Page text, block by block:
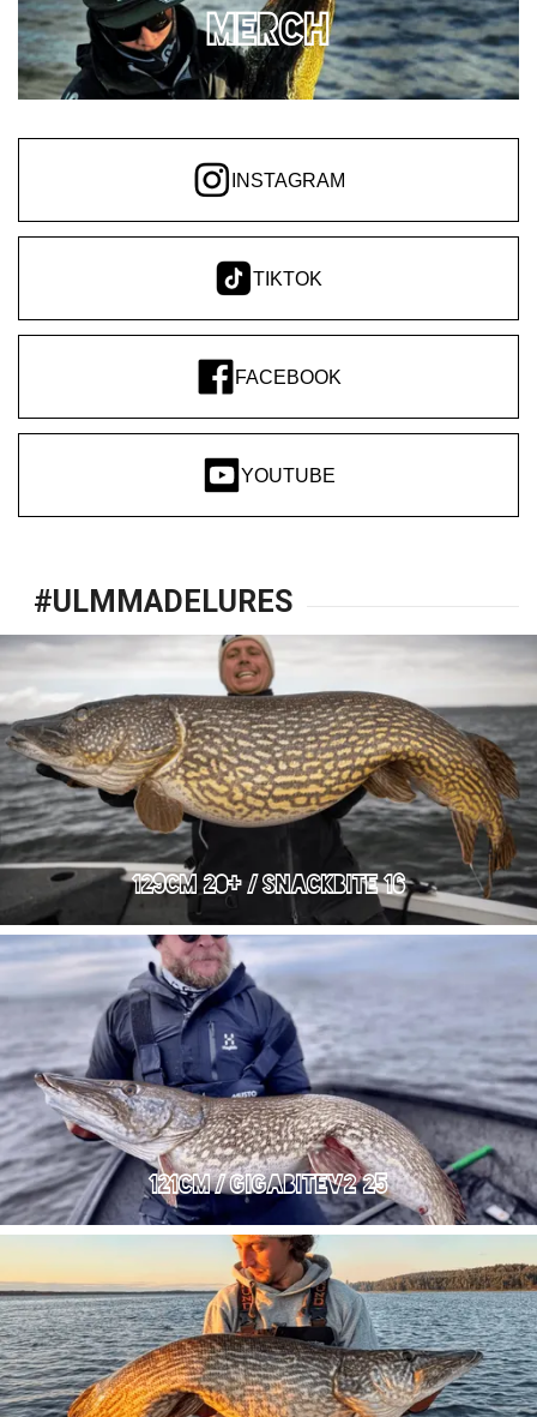
MERCH
INSTAGRAM
TIKTOK
FACEBOOK
YOUTUBE
129CM 20+ / SNACKBITE 16
121cm / GIGABITEv2 25